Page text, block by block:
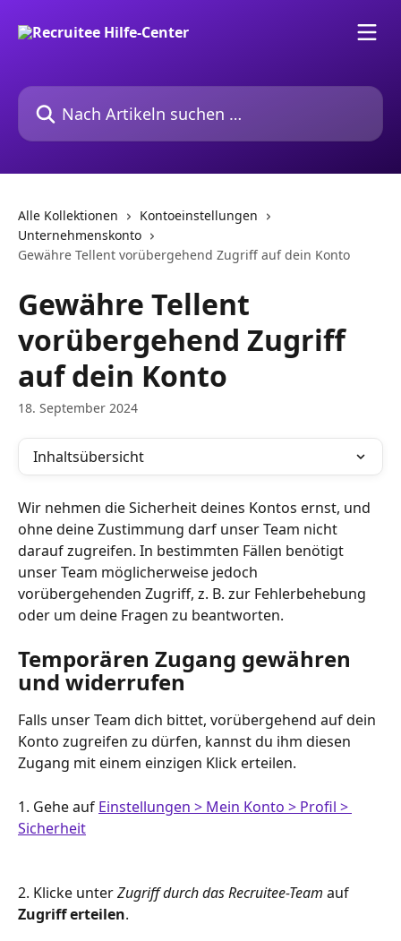
Nach Artikeln suchen …
Alle Kollektionen
Kontoeinstellungen
Unternehmenskonto
Gewähre Tellent vorübergehend Zugriff auf dein Konto
Gewähre Tellent
vorübergehend Zugriff
auf dein Konto
18. September 2024
Inhaltsübersicht
Wir nehmen die Sicherheit deines Kontos ernst, und
ohne deine Zustimmung darf unser Team nicht
darauf zugreifen. In bestimmten Fällen benötigt
unser Team möglicherweise jedoch
vorübergehenden Zugriff, z. B. zur Fehlerbehebung
oder um deine Fragen zu beantworten.
Temporären Zugang gewähren
und widerrufen
Falls unser Team dich bittet, vorübergehend auf dein
Konto zugreifen zu dürfen, kannst du ihm diesen
Zugang mit einem einzigen Klick erteilen.
1. Gehe auf Einstellungen > Mein Konto > Profil >
Sicherheit
2. Klicke unter Zugriff durch das Recruitee-Team auf
Zugriff erteilen.